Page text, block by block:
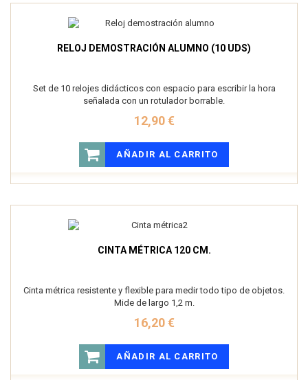
RELOJ DEMOSTRACIÓN ALUMNO (10 UDS)
Set de 10 relojes didácticos con espacio para escribir la hora
señalada con un rotulador borrable.
12,90 €
AÑADIR AL CARRITO
CINTA MÉTRICA 120 CM.
Cinta métrica resistente y flexible para medir todo tipo de objetos.
Mide de largo 1,2 m.
16,20 €
AÑADIR AL CARRITO